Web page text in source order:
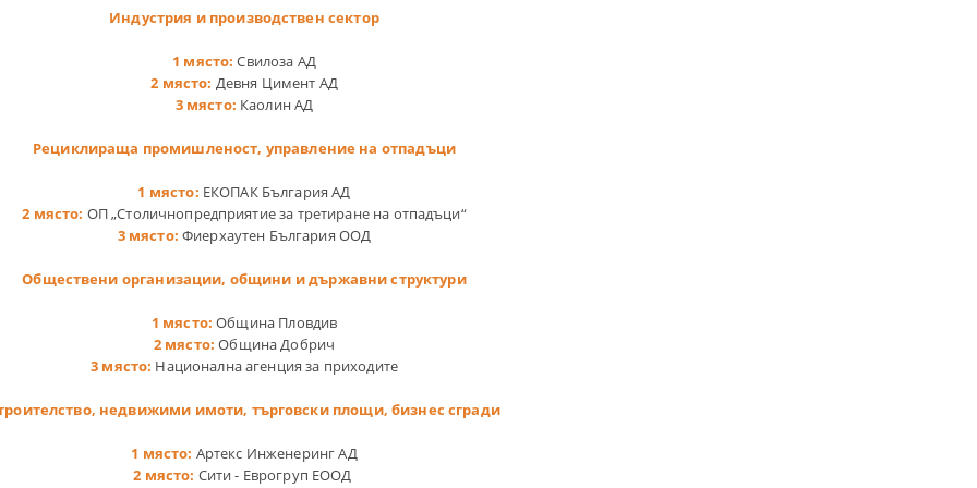
Индустрия и производствен сектор
1 място: Свилоза АД
2 място: Девня Цимент АД
3 място: Каолин АД
Рециклираща промишленост, управление на отпадъци
1 място: ЕКОПАК България АД
2 място: ОП „Столичнопредприятие за третиране на отпадъци“
3 място: Фиерхаутен България ООД
Обществени организации, общини и държавни структури
1 място: Община Пловдив
2 място: Община Добрич
3 място: Национална агенция за приходите
недвижими имоти, търговски площи, бизнес сгради
1 място: Артекс Инженеринг АД
2 място: Сити - Еврогруп ЕООД